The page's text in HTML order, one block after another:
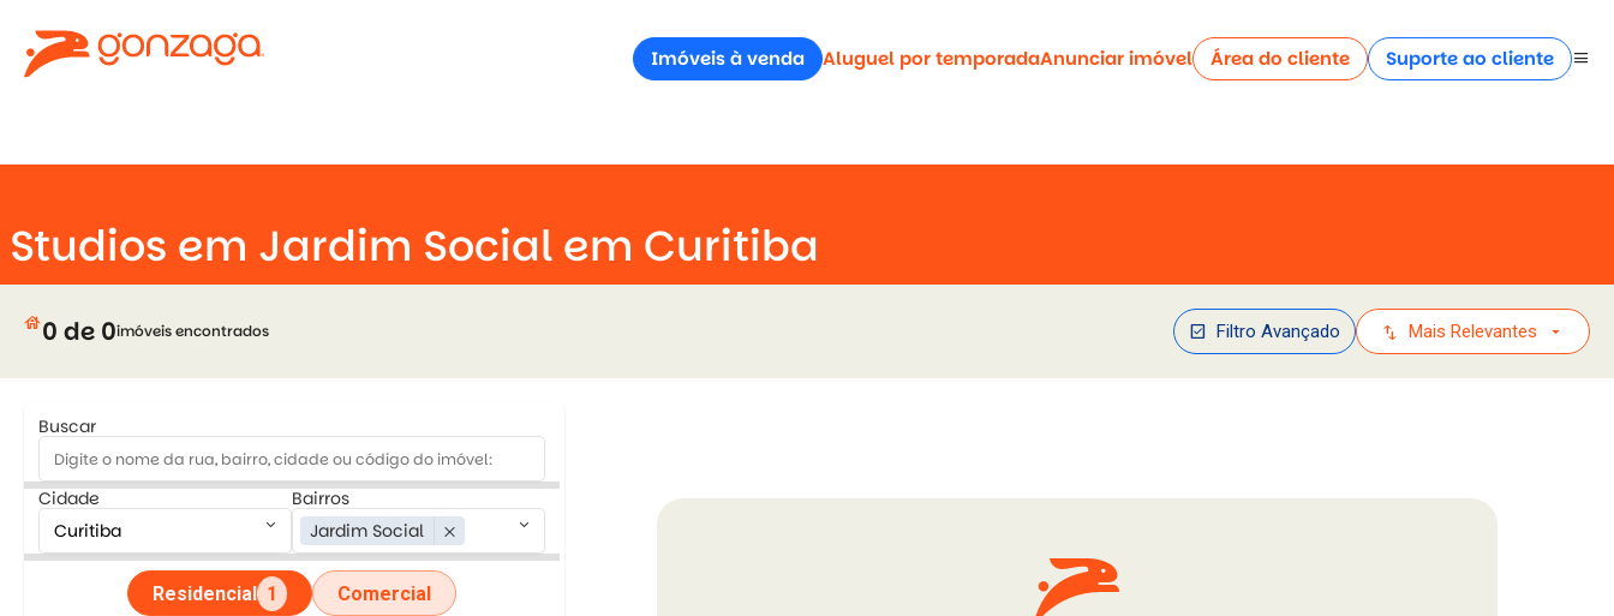
Imóveis à venda Aluguel por temporadaAnunciar imóvel Área do cliente Suporte ao cliente menu
Studios em Jardim Social em Curitiba
house0 de 0imóveis encontrados check_box Filtro Avançado swap_vert Mais Relevantes arrow_drop_down
Buscar
Cidade
keyboard_arrow_down
Bairros
Jardim Social
close keyboard_arrow_down
Residencial 1 Comercial